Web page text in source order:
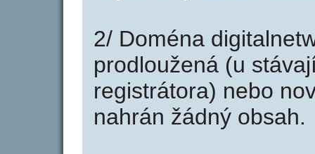
2/ Doména
prodloužená (u
registrátora) nebo
nahrán žádný obsah.